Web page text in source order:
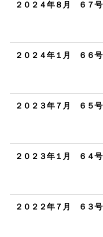
２０２４年８月 ６７号
２０２４年１月 ６６号
２０２３年７月 ６５号
２０２３年１月 ６４号
２０２２年７月 ６３号